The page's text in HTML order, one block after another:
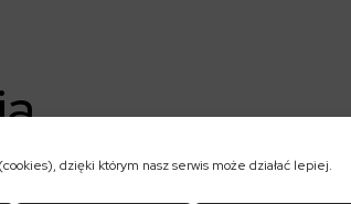
dzięki którym nasz serwis może działać lepiej.